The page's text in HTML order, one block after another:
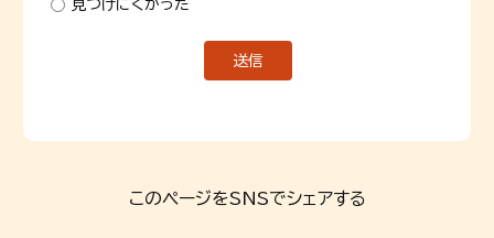
見つけにくかった
このページをSNSでシェアする